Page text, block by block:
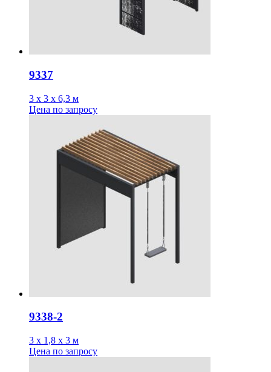
9337
3 х 3 х 6,3 м
Цена по запросу
9338-2
3 х 1,8 х 3 м
Цена по запросу